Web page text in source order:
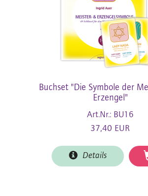
Buchset "Die Symbole der
Erzengel"
Art.Nr.: BU16
37,40 EUR
Details